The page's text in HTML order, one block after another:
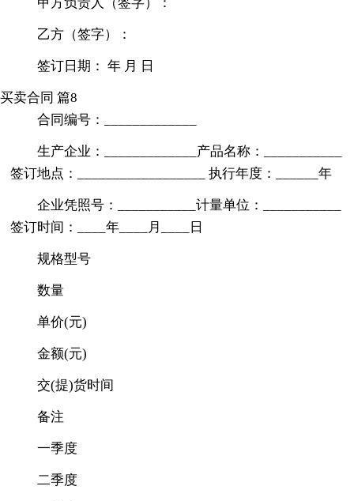
乙方（签字）：
签订日期： 年 月 日
买卖合同 篇8
合同编号：_____________
生产企业：_____________产品名称：___________
签订地点：__________________ 执行年度：______年
企业凭照号：___________计量单位：___________
签订时间：____年____月____日
规格型号
数量
单价(元)
金额(元)
交(提)货时间
备注
一季度
二季度